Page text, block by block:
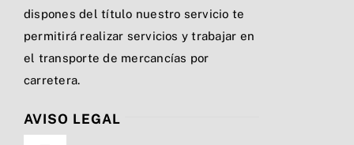
dispones del título nuestro servicio te
permitirá realizar servicios y trabajar en
el transporte de mercancías por
carretera.
AVISO LEGAL